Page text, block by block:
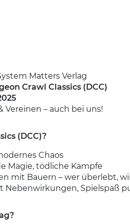
Matters Verlag
Crawl Classics (DCC)
– auch bei uns!
(DCC)?
Chaos
Magie, tödliche Kämpfe
mit Bauern – wer überlebt,
Nebenwirkungen, Spielspaß